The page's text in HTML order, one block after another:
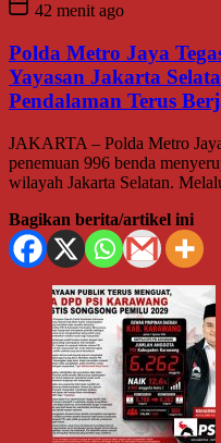
42 menit ago
Polda Metro Jaya
Yayasan Jakarta
Pendalaman Terus
JAKARTA – Polda Metro
penemuan 996 benda
wilayah Jakarta Selatan.
Bagikan berita/artikel ini